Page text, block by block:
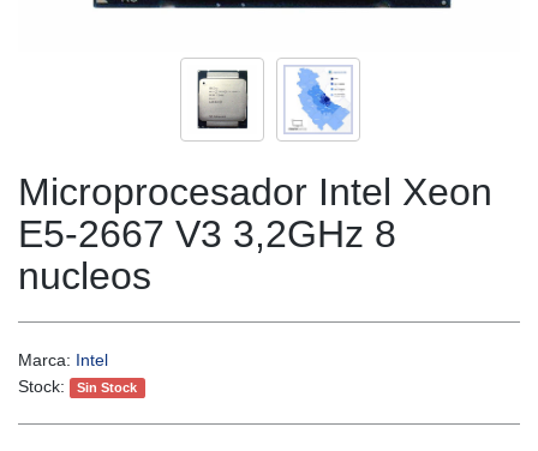
Microprocesador Intel Xeon
E5-2667 V3 3,2GHz 8
nucleos
Marca: Intel
Stock:
Sin Stock